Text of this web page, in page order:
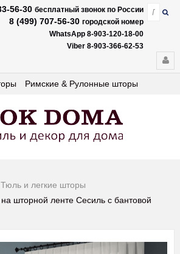
56-30 бесплатный звонок по России
8 (499) 707-56-30 городской номер
WhatsApp 8-903-120-18-00
Viber 8-903-366-62-53
Римские & Рулонные шторы
Тюль и легкие шторы
шторной ленте Сесиль с бантовой